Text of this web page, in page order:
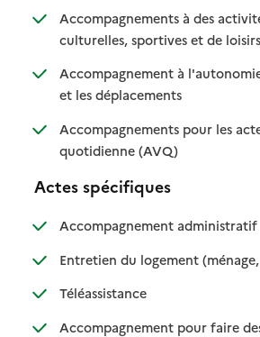
Accompagnements à des
culturelles, sportives et de loisirs
:
:
Accompagnement à
et les déplacements: disponible
: non disponible
Accompagnements pour les
quotidienne (AVQ): disponible
: non disponible
Actes spécifiques
Accompagnement administratif
:
:
Entretien du logement
Téléassistance: disponible
: non disponible
Accompagnement pour faire